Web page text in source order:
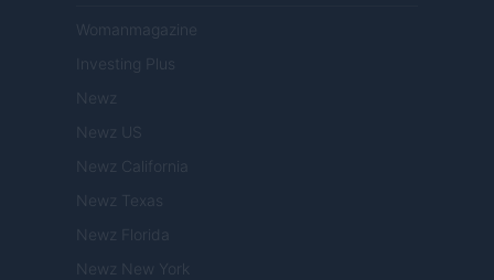
Womanmagazine
Investing Plus
Newz
Newz US
Newz California
Newz Texas
Newz Florida
Newz New York